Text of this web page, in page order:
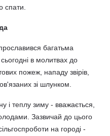
спати.
багатьма
в молитвах до
пожеж, нападу звірів,
зі шлунком.
і теплу зиму - вважається,
Зазвичай до цього
на городі -